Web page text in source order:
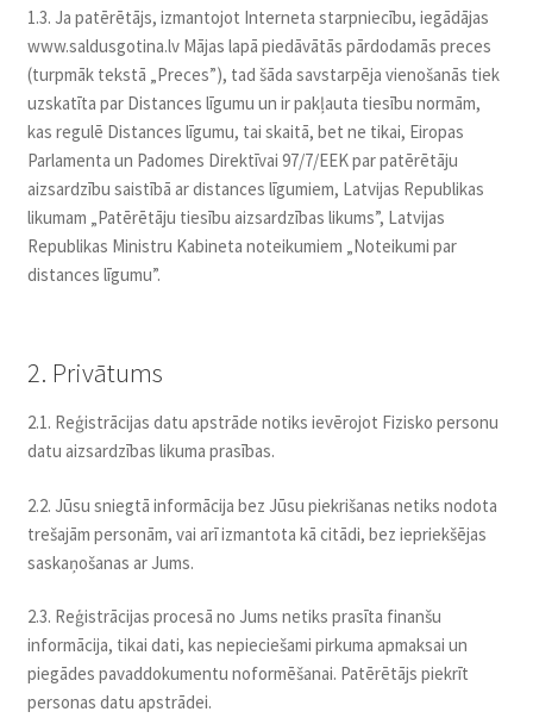
1.3. Ja patērētājs, izmantojot Interneta starpniecību, iegādājas
www.saldusgotina.lv Mājas lapā piedāvātās pārdodamās preces
(turpmāk tekstā „Preces”), tad šāda savstarpēja vienošanās tiek
uzskatīta par Distances līgumu un ir pakļauta tiesību normām,
kas regulē Distances līgumu, tai skaitā, bet ne tikai, Eiropas
Parlamenta un Padomes Direktīvai 97/7/EEK par patērētāju
aizsardzību saistībā ar distances līgumiem, Latvijas Republikas
likumam „Patērētāju tiesību aizsardzības likums”, Latvijas
Republikas Ministru Kabineta noteikumiem „Noteikumi par
distances līgumu”.
2. Privātums
2.1. Reģistrācijas datu apstrāde notiks ievērojot Fizisko personu
datu aizsardzības likuma prasības.
2.2. Jūsu sniegtā informācija bez Jūsu piekrišanas netiks nodota
trešajām personām, vai arī izmantota kā citādi, bez iepriekšējas
saskaņošanas ar Jums.
2.3. Reģistrācijas procesā no Jums netiks prasīta finanšu
informācija, tikai dati, kas nepieciešami pirkuma apmaksai un
piegādes pavaddokumentu noformēšanai. Patērētājs piekrīt
personas datu apstrādei.